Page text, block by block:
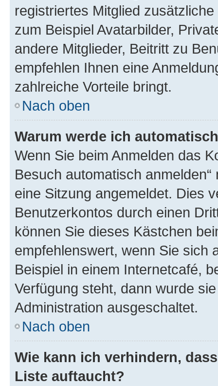
registriertes Mitglied
zum Beispiel Avatarbilder,
andere Mitglieder, Beitritt zu
empfehlen Ihnen eine
zahlreiche Vorteile bringt.
Nach oben
Warum werde ich
Wenn Sie beim Anmelden das
Besuch automatisch
eine Sitzung angemeldet. Dies
Benutzerkontos durch einen
können Sie dieses Kästchen
empfehlenswert, wenn Sie sich
Beispiel in einem Internetcafé,
Verfügung steht, dann wurde
Administration ausgeschaltet.
Nach oben
Wie kann ich verhindern,
Liste auftaucht?